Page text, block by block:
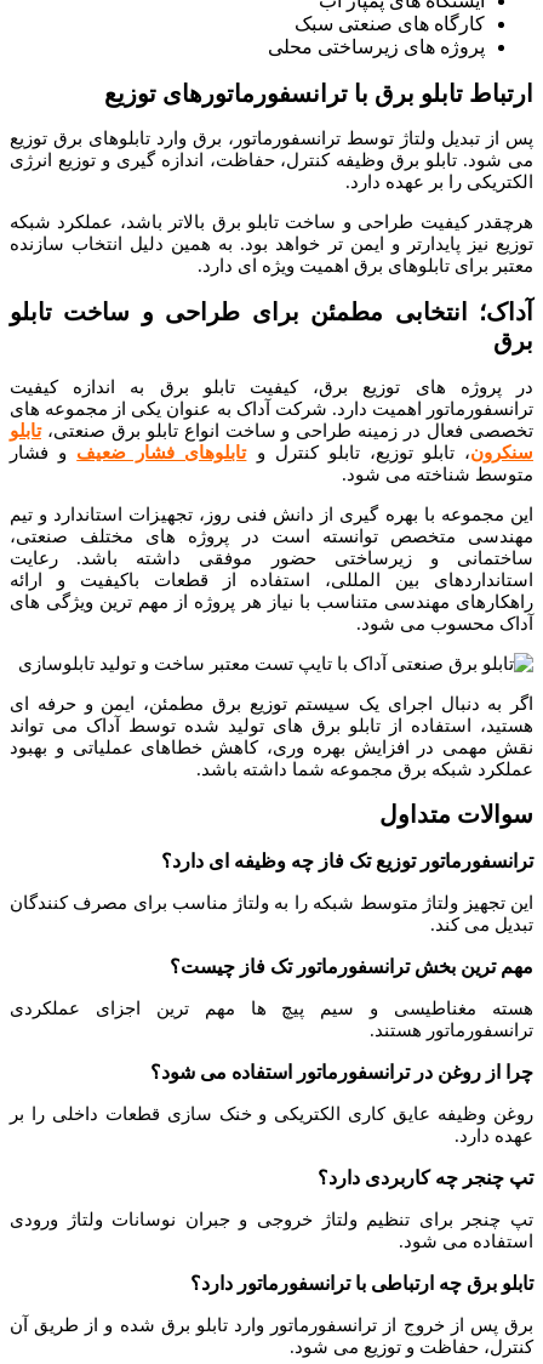
کارگاه های صنعتی سبک
پروژه های زیرساختی محلی
ارتباط تابلو برق با ترانسفورماتورهای توزیع
پس از تبدیل ولتاژ توسط ترانسفورماتور، برق وارد تابلوهای برق توزیع
می شود. تابلو برق وظیفه کنترل، حفاظت، اندازه گیری و توزیع انرژی
الکتریکی را بر عهده دارد.
هرچقدر کیفیت طراحی و ساخت تابلو برق بالاتر باشد، عملکرد شبکه
توزیع نیز پایدارتر و ایمن تر خواهد بود. به همین دلیل انتخاب سازنده
معتبر برای تابلوهای برق اهمیت ویژه ای دارد.
آداک؛ انتخابی مطمئن برای طراحی و ساخت تابلو
برق
در پروژه های توزیع برق، کیفیت تابلو برق به اندازه کیفیت
ترانسفورماتور اهمیت دارد. شرکت آداک به عنوان یکی از مجموعه های
تخصصی فعال در زمینه طراحی و ساخت انواع تابلو برق صنعتی،تابلو
سنکرون، تابلو توزیع، تابلو کنترل وتابلوهای فشار ضعیف و فشار
متوسط شناخته می شود.
این مجموعه با بهره گیری از دانش فنی روز، تجهیزات استاندارد و تیم
مهندسی متخصص توانسته است در پروژه های مختلف صنعتی،
ساختمانی و زیرساختی حضور موفقی داشته باشد. رعایت
استانداردهای بین المللی، استفاده از قطعات باکیفیت و ارائه
راهکارهای مهندسی متناسب با نیاز هر پروژه از مهم ترین ویژگی های
آداک محسوب می شود.
اگر به دنبال اجرای یک سیستم توزیع برق مطمئن، ایمن و حرفه ای
هستید، استفاده از تابلو برق های تولید شده توسط آداک می تواند
نقش مهمی در افزایش بهره وری، کاهش خطاهای عملیاتی و بهبود
عملکرد شبکه برق مجموعه شما داشته باشد.
سوالات متداول
ترانسفورماتور توزیع تک فاز چه وظیفه ای دارد؟
این تجهیز ولتاژ متوسط شبکه را به ولتاژ مناسب برای مصرف کنندگان
تبدیل می کند.
مهم ترین بخش ترانسفورماتور تک فاز چیست؟
هسته مغناطیسی و سیم پیچ ها مهم ترین اجزای عملکردی
ترانسفورماتور هستند.
چرا از روغن در ترانسفورماتور استفاده می شود؟
روغن وظیفه عایق کاری الکتریکی و خنک سازی قطعات داخلی را بر
عهده دارد.
تپ چنجر چه کاربردی دارد؟
تپ چنجر برای تنظیم ولتاژ خروجی و جبران نوسانات ولتاژ ورودی
استفاده می شود.
تابلو برق چه ارتباطی با ترانسفورماتور دارد؟
برق پس از خروج از ترانسفورماتور وارد تابلو برق شده و از طریق آن
کنترل، حفاظت و توزیع می شود.